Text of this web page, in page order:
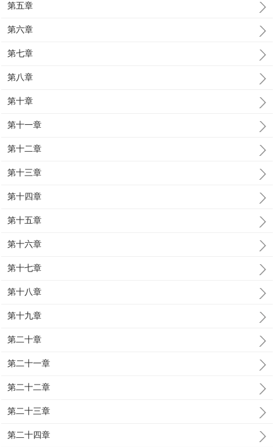
第五章
第六章
第七章
第八章
第十章
第十一章
第十二章
第十三章
第十四章
第十五章
第十六章
第十七章
第十八章
第十九章
第二十章
第二十一章
第二十二章
第二十三章
第二十四章